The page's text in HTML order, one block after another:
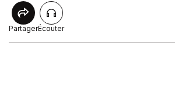
PartagerÉcouter